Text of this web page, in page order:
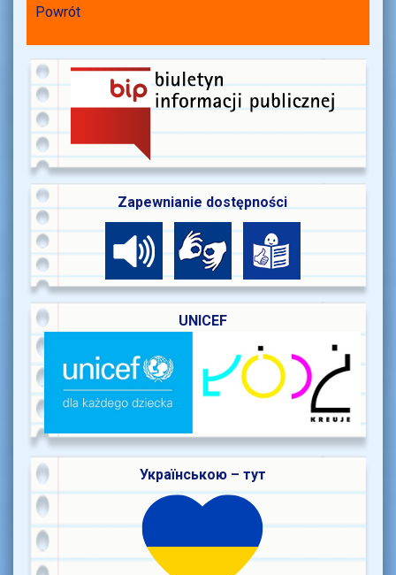
Powrót
Zapewnianie dostępności
UNICEF
Українською – тут